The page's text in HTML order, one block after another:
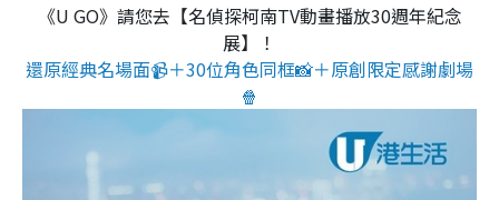
《U GO》請您去【名偵探柯南TV動畫播放30週年紀念
展】！
還原經典名場面📹＋30位角色同框📸＋原創限定感謝劇場
🍿